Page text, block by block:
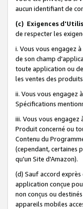
aucun identifiant de
(c) Exigences
de respecter les
i. Vous vous engagez
de son champ
toute application ou
les ventes des
ii. Vous vous engagez
Spécifications
iii. Vous vous engagez
Produit concerné ou
Contenu du
(cependant, certaines
qu'un Site d'Amazon).
(d) Sauf accord
application conçue
non conçus ou
appareils mobiles